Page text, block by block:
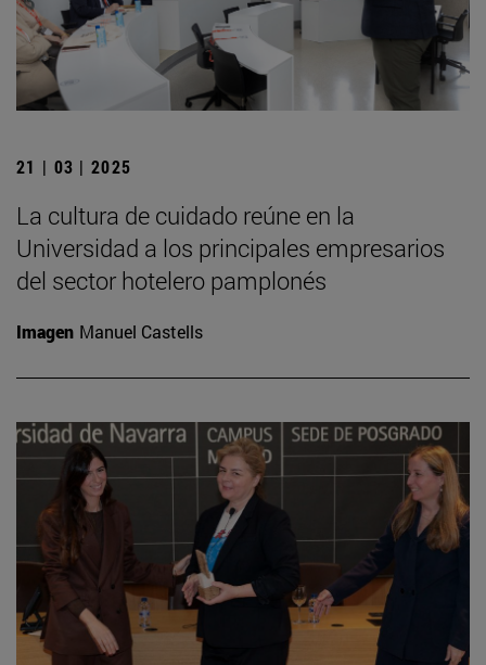
21 | 03 | 2025
La cultura de cuidado reúne en la
Universidad a los principales empresarios
del sector hotelero pamplonés
Imagen Manuel Castells